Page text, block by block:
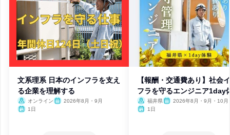
文系理系 日本のインフラを支え
る企業を理解する
オンライン
2026年8月・9月
1日
【報酬・交通費あり】社会
フラを守るエンジニア1day
福井県
2026年8月・9月・10月
1日